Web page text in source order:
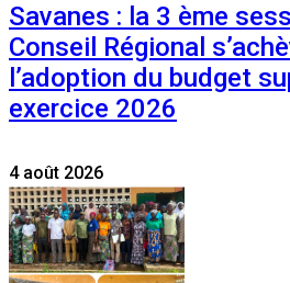
Savanes : la 3 ème
Conseil Régional
l’adoption du budget
exercice 2026
4 août 2026